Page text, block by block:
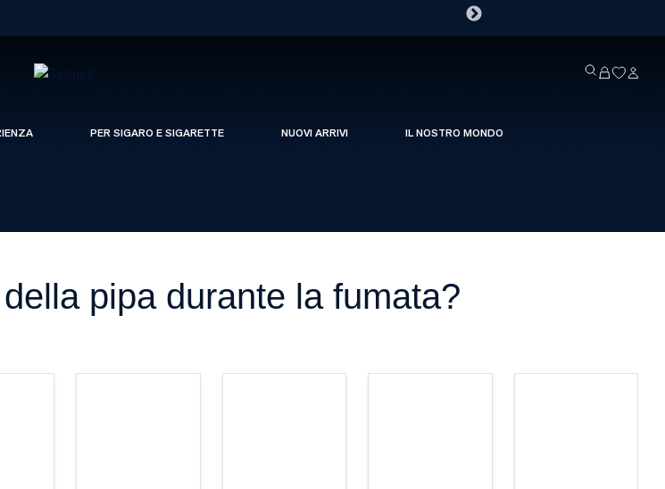
PER SIGARO E SIGARETTE NUOVI ARRIVI IL NOSTRO MONDO
pipa durante la fumata?